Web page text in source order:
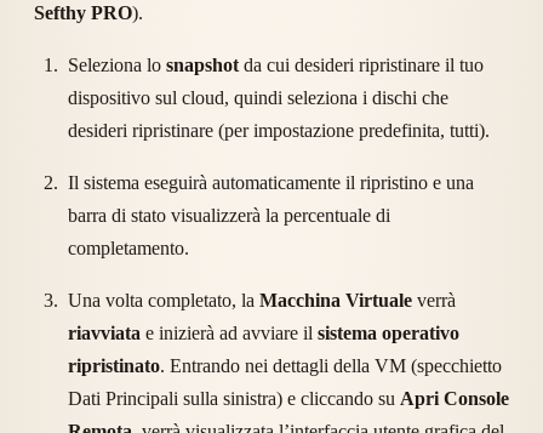
Sefthy PRO).
Seleziona lo snapshot da cui desideri ripristinare il tuo
dispositivo sul cloud, quindi seleziona i dischi che
desideri ripristinare (per impostazione predefinita, tutti).
Il sistema eseguirà automaticamente il ripristino e una
barra di stato visualizzerà la percentuale di
completamento.
Una volta completato, la Macchina Virtuale verrà
riavviata e inizierà ad avviare il sistema operativo
ripristinato. Entrando nei dettagli della VM (specchietto
Dati Principali sulla sinistra) e cliccando su Apri Console